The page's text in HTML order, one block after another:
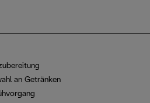
an Getränken